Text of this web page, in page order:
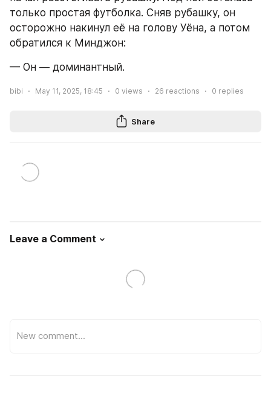
только простая футболка. Сняв рубашку, он
осторожно накинул её на голову Уёна, а потом
обратился к Минджон:
— Он — доминантный.
bibi May 11, 2025, 18:45 0 views 26 reactions 0 replies
Share
Leave a Comment